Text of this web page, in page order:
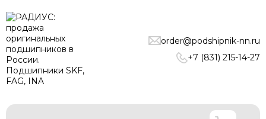
order@podshipnik-nn.ru
+7 (831) 215-14-27
ПОДШИПНИКИ
ЛИНЕЙНЫЕ ТЕХНОЛОГИИ
РЕМНИ